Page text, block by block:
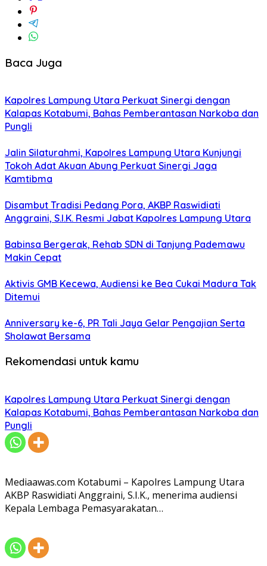
Baca Juga
Kapolres Lampung Utara Perkuat Sinergi dengan
Kalapas Kotabumi, Bahas Pemberantasan Narkoba dan
Pungli
Jalin Silaturahmi, Kapolres Lampung Utara Kunjungi
Tokoh Adat Akuan Abung Perkuat Sinergi Jaga
Kamtibma
Disambut Tradisi Pedang Pora, AKBP Raswidiati
Anggraini, S.I.K. Resmi Jabat Kapolres Lampung Utara
Babinsa Bergerak, Rehab SDN di Tanjung Pademawu
Makin Cepat
Aktivis GMB Kecewa, Audiensi ke Bea Cukai Madura Tak
Ditemui
Anniversary ke-6, PR Tali Jaya Gelar Pengajian Serta
Sholawat Bersama
Rekomendasi untuk kamu
Kapolres Lampung Utara Perkuat Sinergi dengan
Kalapas Kotabumi, Bahas Pemberantasan Narkoba dan
Pungli
Mediaawas.com Kotabumi – Kapolres Lampung Utara
AKBP Raswidiati Anggraini, S.I.K., menerima audiensi
Kepala Lembaga Pemasyarakatan…